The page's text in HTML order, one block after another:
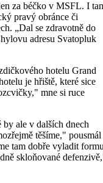
za béčko v MSFL. I
pravý obránce či
„Dal se zdravotně do
adresu Svatopluk
hotelu Grand
je hřiště, které sice
mne si ruce
ale v dalších dnech
těšíme," pousmál
tam dobře vyladit formu
skloňované